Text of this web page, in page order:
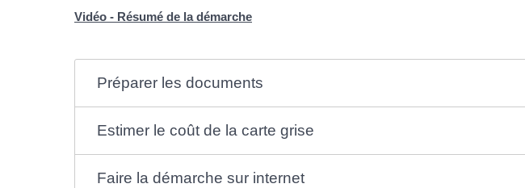
Vidéo - Résumé de la démarche
Préparer les documents
Estimer le coût de la carte grise
Faire la démarche sur internet